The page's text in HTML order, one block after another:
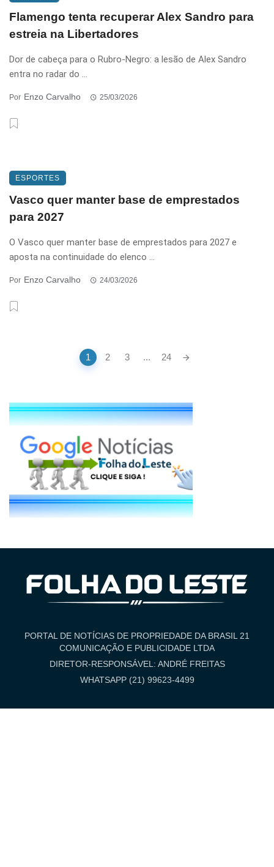
Flamengo tenta recuperar Alex Sandro para
estreia na Libertadores
Dor de cabeça para o Rubro-Negro: a lesão de Alex Sandro
entra no radar do ...
Por Enzo Carvalho 25/03/2026
ESPORTES
Vasco quer manter base de emprestados
para 2027
O Vasco quer manter base de emprestados para 2027 e
aposta na continuidade do elenco ...
Por Enzo Carvalho 24/03/2026
1 2 3 ... 24
PORTAL DE NOTÍCIAS DE PROPRIEDADE DA BRASIL 21
COMUNICAÇÃO E PUBLICIDADE LTDA
DIRETOR-RESPONSÁVEL: ANDRÉ FREITAS
WHATSAPP (21) 99623-4499